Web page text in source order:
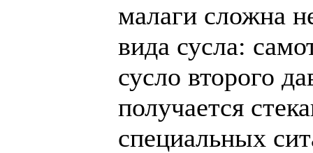
малаги сложна
вида сусла:
сусло второго
получается
специальных